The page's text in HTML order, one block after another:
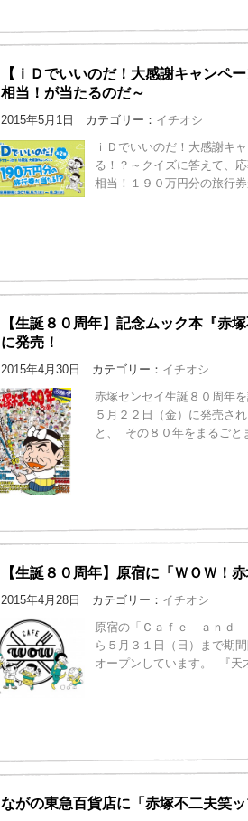
【ｉＤでいいのだ！大感謝キャンペ
相当！が当たるのだ～
2015年5月1日 カテゴリー： イチオシ
ｉＤでいいのだ！大感謝キ
る！？～クイズに答えて、
相当！１９０万円分の旅行
【生誕８０周年】記念ムック本『赤
に発売！
2015年4月30日 カテゴリー： イチオシ
赤塚センセイ生誕８０周年
５月２２日（金）に発売さ
と、 その８０年をまるごと
【生誕８０周年】原宿に「ＷＯＷ！
2015年4月28日 カテゴリー： イチオシ
原宿の「Ｃａｆｅ ａｎｄ
ら５月３１日（日）まで期
オープンしています。 『天
ながの東急百貨店に「赤塚不二夫笑